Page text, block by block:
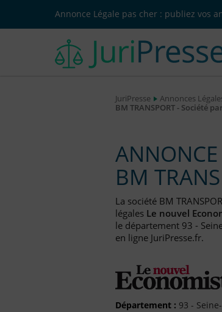
Annonce Légale pas cher : publiez vos
JuriPresse
Annonces
BM TRANSPORT - Société
BM
La société BM
légales Le nouvel
le département 93 -
en ligne JuriPresse.fr.
Département : 93 -